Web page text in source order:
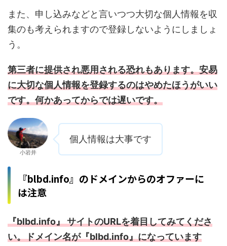
また、申し込みなどと言いつつ大切な個人情報を収
集のも考えられますので登録しないようにしましょ
う。
第三者に提供され悪用される恐れもあります。安易
に大切な個人情報を登録するのはやめたほうがいい
です。何かあってからでは遅いです。
小岩井
個人情報は大事です
『blbd.info』のドメインからのオファーに
は注意
『blbd.info』 サイトのURLを着目してみてくださ
い。ドメイン名が『blbd.info』になっています